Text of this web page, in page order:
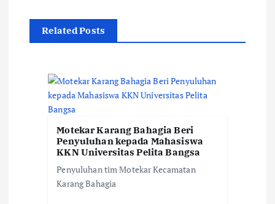
a
s
Related Posts
Motekar Karang Bahagia Beri
Penyuluhan kepada Mahasiswa
KKN Universitas Pelita Bangsa
Penyuluhan tim Motekar Kecamatan
Karang Bahagia